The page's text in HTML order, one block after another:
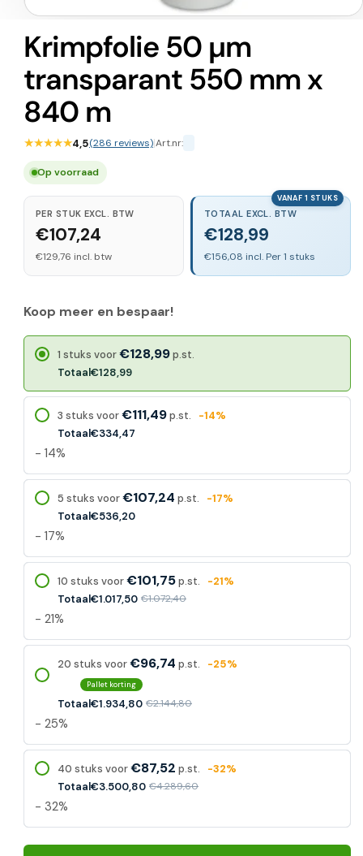
1
openen
in
modaal
Krimpfolie 50 µm
transparant 550 mm x
840 m
★★★★★4,5(286 reviews)|Art.nr:
Op voorraad
PER STUK EXCL. BTW
€107,24
€129,76 incl. btw
VANAF 1 STUKS
TOTAAL EXCL. BTW
€128,99
€156,08 incl. Per 1 stuks
Koop meer en bespaar!
1 stuks voor€128,99p.st.
Totaal€128,99
3 stuks voor€111,49p.st.
-14%
Totaal€334,47
- 14%
5 stuks voor€107,24 p.st.
-17%
Totaal€536,20
- 17%
10 stuks voor€101,75p.st.
-21%
Totaal€1.017,50 €1.072,40
- 21%
20 stuks voor€96,74 p.st. -25%
Pallet korting
Totaal€1.934,80 €2.144,80
- 25%
40 stuks voor€87,52 p.st.
-32%
Totaal€3.500,80 €4.289,60
- 32%